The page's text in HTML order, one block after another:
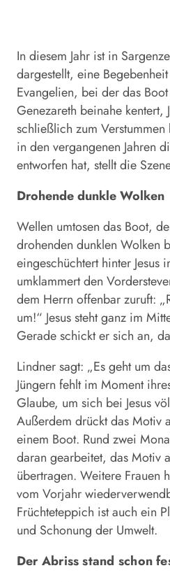
In diesem Jahr ist in
dargestellt, eine
Evangelien, bei der das
Genezareth beinahe kentert,
schließlich zum
in den vergangenen Jahren
entworfen hat, stellt die
Drohende dunkle Wolken
Wellen umtosen das Boot,
drohenden dunklen Wolken
eingeschüchtert hinter Jesus
umklammert den
dem Herrn offenbar zuruft:
um!“ Jesus steht ganz im
Gerade schickt er sich an,
Lindner sagt: „Es geht um
Jüngern fehlt im Moment
Glaube, um sich bei Jesus
Außerdem drückt das Motiv
einem Boot. Rund zwei
daran gearbeitet, das Motiv
übertragen. Weitere Frauen
vom Vorjahr
Früchteteppich ist auch ein
und Schonung der Umwelt.
Der Abriss stand schon